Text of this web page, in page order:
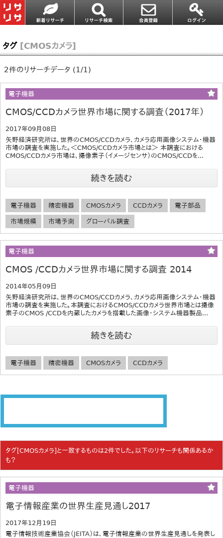
タグ [CMOSカメラ]
2件のリサーチデータ (1/1)
電子機器
CMOS/CCDカメラ世界市場に関する調査（2017年）
2017年09月08日
矢野経済研究所は、世界のCMOS/CCDカメラ、カメラ応用画像システム・機器
市場の調査を実施した。＜CMOS/CCDカメラ市場とは＞ 本調査における
CMOS/CCDカメラ市場は、撮像素子（イメージセンサ）のCMOS/CCDを...
続きを読む
電子機器 精密機器 CMOSカメラ CCDカメラ 電子部品
市場規模 市場予測 グローバル調査
電子機器
CMOS /CCDカメラ世界市場に関する調査 2014
2014年05月09日
矢野経済研究所は、世界のCMOS/CCDカメラ、カメラ応用画像システム・機器
市場の調査を実施した。本調査におけるCMOS/CCDカメラ世界市場とは撮像
素子のCMOS /CCDを内蔵したカメラを搭載した画像・システム機器製品...
続きを読む
電子機器 精密機器 CMOSカメラ CCDカメラ
タグ[CMOSカメラ]と一致するものは2件でした。以下のリサーチも関係あるか
も？
電子機器
電子情報産業の世界生産見通し2017
2017年12月19日
電子情報技術産業協会（JEITA）は、電子情報産業の世界生産見通しを発表し